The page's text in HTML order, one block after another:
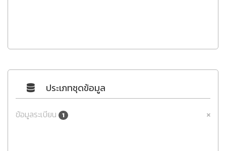
ประเภทชุดข้อมูล
ข้อมูลระเบียน 1